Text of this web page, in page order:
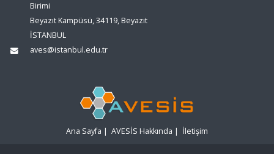
Birimi
Beyazıt Kampüsü, 34119, Beyazıt
İSTANBUL
aves@istanbul.edu.tr
Ana Sayfa | AVESİS Hakkında | İletişim